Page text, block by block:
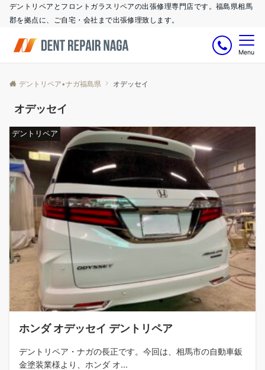
デントリペアとフロントガラスリペアの出張修理専門店です。福島県相馬
郡を拠点に、ご自宅・会社まで出張修理致します。
Menu
デントリペア•ナガ福島県 オデッセイ
オデッセイ
デントリペア
ホンダ オデッセイ デントリペア
デントリペア・ナガの長正です。今回は、相馬市の自動車鈑
金塗装業様より、ホンダ オ...